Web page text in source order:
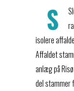
S
isolere
Affaldet
anlæg på
del stammer